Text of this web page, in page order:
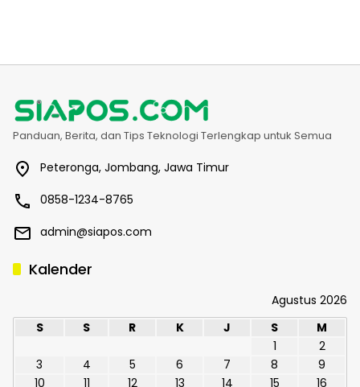
Panduan, Berita, dan Tips Teknologi Terlengkap untuk Semua
Peteronga, Jombang, Jawa Timur
0858-1234-8765
admin@siapos.com
Kalender
Agustus 2026
S
S R K J S
M
1
2
3
4 5 6 7 8
9
10
11 12 13 14 15 16